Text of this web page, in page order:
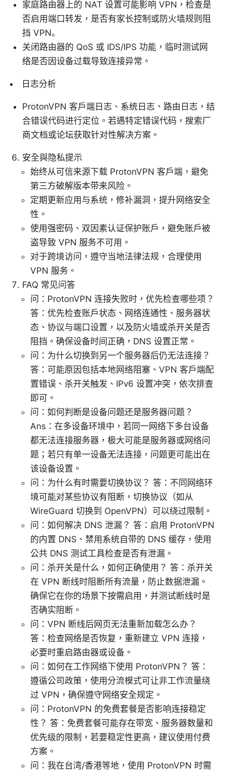
家庭路由器上的 NAT 设置可能影响 VPN，检查是
否启用端口转发，是否有家长控制或防火墙规则阻
挡 VPN。
关闭路由器的 QoS 或 IDS/IPS 功能，临时测试网
络是否因设备过载导致连接异常。
日志分析
ProtonVPN 客户端日志、系统日志、路由日志，结
合错误代码进行定位。若遇特定错误代码，搜索厂
商文档或论坛获取针对性解决方案。
安全與隐私提示
始终从可信来源下载 ProtonVPN 客户端，避免
第三方破解版本带来风险。
定期更新应用与系统，修补漏洞，提升网络安全
性。
使用强密码、双因素认证保护账户，避免账户被
盗导致 VPN 服务不可用。
对于跨境访问，遵守当地法律法规，合理使用
VPN 服务。
FAQ 常见问答
问：ProtonVPN 连接失败时，优先检查哪些项？
答：优先检查账户状态、网络连通性、服务器状
态、协议与端口设置，以及防火墙或杀开关是否
阻挡。确保设备时间正确，DNS 设置正常。
问：为什么切换到另一个服务器后仍无法连接？
答：可能原因包括本地网络阻塞、VPN 客户端配
置错误、杀开关触发、IPv6 设置冲突，依次排查
即可。
问：如何判断是设备问题还是服务器问题？
Ans：在多设备环境中，若同一网络下多台设备
都无法连接服务器，极大可能是服务器或网络问
题；若只有单一设备无法连接，问题更可能出在
该设备设置。
问：为什么有时需要切换协议？ 答：不同网络环
境可能对某些协议有阻断，切换协议（如从
WireGuard 切换到 OpenVPN）可以绕过限制。
问：如何解决 DNS 泄漏？ 答：启用 ProtonVPN
的内置 DNS、禁用系统自带的 DNS 缓存，使用
公共 DNS 测试工具检查是否有泄漏。
问：杀开关是什么，如何正确使用？ 答：杀开关
在 VPN 断线时阻断所有流量，防止数据泄漏。
确保它在你的场景下按需启用，并测试断线时是
否确实阻断。
问：VPN 断线后网页无法重新加载怎么办？
答：检查网络是否恢复，重新建立 VPN 连接，
必要时重启路由器或设备。
问：如何在工作网络下使用 ProtonVPN？ 答：
遵循公司政策，使用分流模式可让非工作流量绕
过 VPN，确保遵守网络安全规定。
问：ProtonVPN 的免费套餐是否影响连接稳定
性？ 答：免费套餐可能存在带宽、服务器数量和
优先级的限制，若要稳定性更高，建议使用付费
方案。
问：我在台湾/香港等地，使用 ProtonVPN 时需